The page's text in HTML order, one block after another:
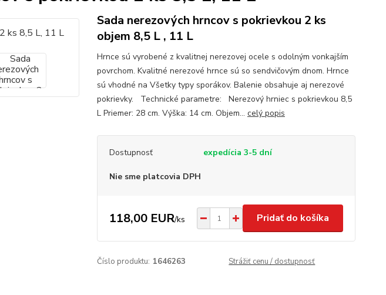
Sada nerezových hrncov s pokrievkou 2 ks
objem 8,5 L , 11 L
Hrnce sú vyrobené z kvalitnej nerezovej ocele s odolným vonkajším
povrchom. Kvalitné nerezové hrnce sú so sendvičovým dnom. Hrnce
sú vhodné na Všetky typy sporákov. Balenie obsahuje aj nerezové
pokrievky. Technické parametre: Nerezový hrniec s pokrievkou 8,5
L Priemer: 28 cm. Výška: 14 cm. Objem... celý popis
Dostupnosť expedícia 3-5 dní
Nie sme platcovia DPH
118,00 EUR/ks Pridať do košíka
Číslo produktu: 1646263 Strážiť cenu / dostupnosť